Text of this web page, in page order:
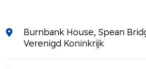
Burnbank House, Spean
Verenigd Koninkrijk